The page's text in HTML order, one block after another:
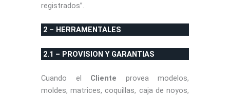
registrados”.
2 – HERRAMENTALES
2.1 – PROVISION Y GARANTIAS
Cuando el Cliente provea modelos,
moldes, matrices, coquillas, caja de noyos,